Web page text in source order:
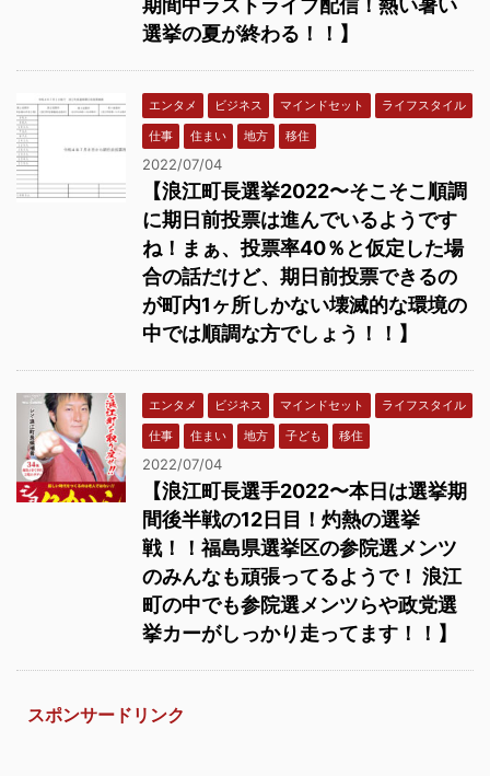
選挙の夏が終わる！！】
エンタメ ビジネス マインドセット
ライフスタイル
仕事
住まい 地方 移住
2022/07/04
【浪江町長選挙2022〜そこそこ順調
に期日前投票は進んでいるようです
ね！まぁ、投票率40％と仮定した場
合の話だけど、期日前投票できるの
が町内1ヶ所しかない壊滅的な環境の
中では順調な方でしょう！！】
エンタメ ビジネス マインドセット
ライフスタイル
仕事
住まい 地方 子ども 移住
2022/07/04
【浪江町長選手2022〜本日は選挙期
間後半戦の12日目！灼熱の選挙
戦！！福島県選挙区の参院選メンツ
のみんなも頑張ってるようで！ 浪江
町の中でも参院選メンツらや政党選
挙カーがしっかり走ってます！！】
スポンサードリンク